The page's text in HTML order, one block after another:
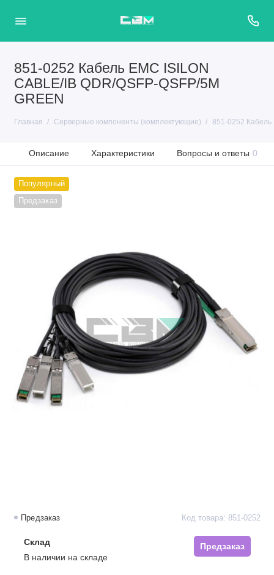
851-0252 Кабель EMC ISILON
CABLE/IB QDR/QSFP-QSFP/5M
GREEN
Главная Серверные компоненты (комплектующие) 851-0252 Кабель
Описание Характеристики Вопросы и ответы 0
Популярный
Предзаказ
Предзаказ Код товара: 851-0252
Склад
Предзаказ
В наличии на складе